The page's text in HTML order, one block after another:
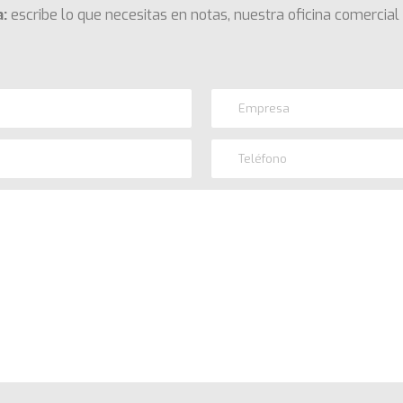
escribe lo que necesitas en notas, nuestra oficina